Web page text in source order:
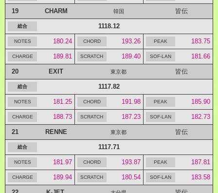
19 CHARM 韓国 皆伝
1118.12
180.24 193.26 183.75
189.81 189.40 181.66
20 EXIT 東京都 皆伝
1117.82
181.25 191.98 185.90
188.73 187.23 182.73
21 RENNE 東京都 皆伝
1117.71
181.97 193.87 187.81
189.94 180.54 183.58